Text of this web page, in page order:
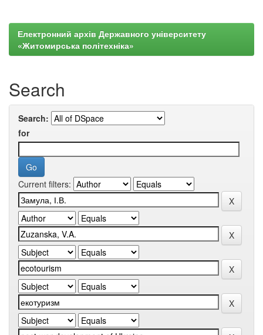
Електронний архів Державного університету
«Житомирська політехніка»
Search
Search:
for
Current filters: